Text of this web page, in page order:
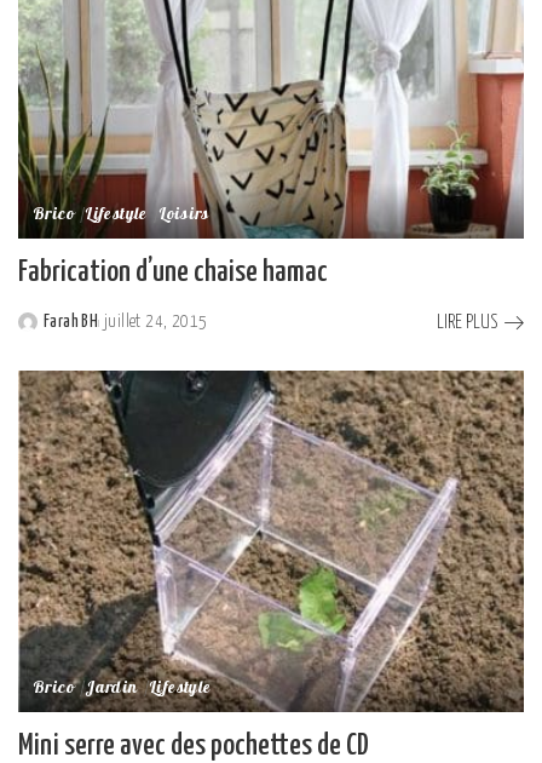
Brico Lifestyle Loisirs
Fabrication d’une chaise hamac
Farah BH juillet 24, 2015 LIRE PLUS
Brico Jardin Lifestyle
Mini serre avec des pochettes de CD